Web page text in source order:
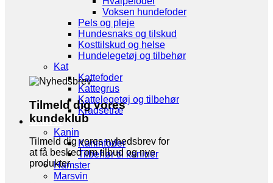
Voksen hundefoder
Pels og pleje
Hundesnaks og tilskud
Kosttilskud og helse
Hundelegetøj og tilbehør
Kat
Kattefoder
Kattegrus
Kattelegetøj og tilbehør
Kradsetræ
Gnaver
Kanin
Kaninfoder
Tilbehør til kaniner
Hamster
Marsvin
Tilmeld dig vores
kundeklub
Tilmeld dig vores nyhedsbrev for
at få besked om tilbud og nye
produkter.